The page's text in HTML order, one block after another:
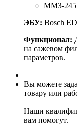
ММЗ-
ЭБУ: Bosch
Функционал:
на сажевом
параметров.
Вы можете
товару или
Наши
вам помогут.